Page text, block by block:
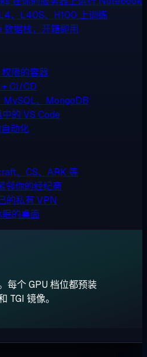
、L40S、H100 上训练
数据栈，开箱即用
限的容器
+ CI/CD
MySQL、MongoDB
的 VS Code
动化
、CS、ARK 等
邻你的经纪商
的私有 VPN
眠的桌面
每个 GPU 档位都预装
TGI 镜像。